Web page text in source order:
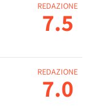
REDAZIONE
7.5
REDAZIONE
7.0